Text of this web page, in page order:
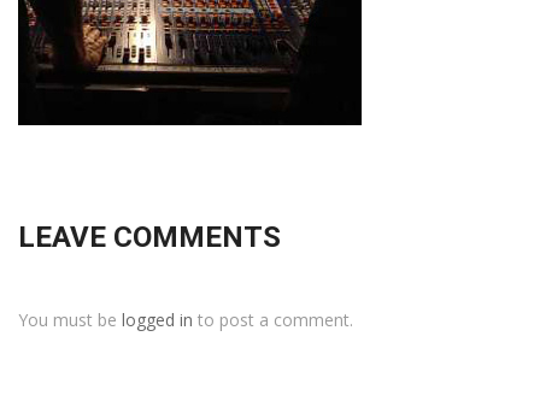
LEAVE COMMENTS
You must be logged in to post a comment.